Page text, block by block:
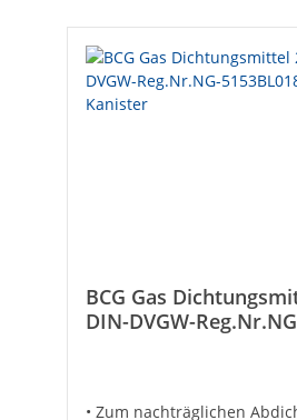
BCG Gas
DIN-DVGW-
• Zum nachträglichen